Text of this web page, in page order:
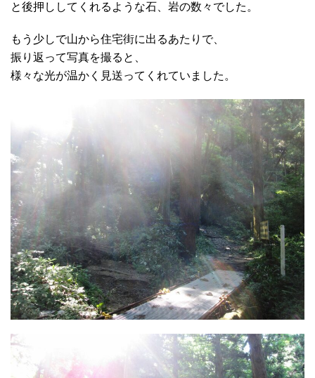
と後押ししてくれるような石、岩の数々でした。
もう少しで山から住宅街に出るあたりで、
振り返って写真を撮ると、
様々な光が温かく見送ってくれていました。